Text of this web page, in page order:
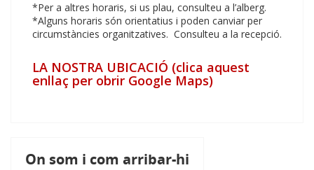
*Per a altres horaris, si us plau, consulteu a l’alberg.
*Alguns horaris són orientatius i poden canviar per
circumstàncies organitzatives. Consulteu a la recepció.
LA NOSTRA UBICACIÓ (clica aquest
enllaç per obrir Google Maps)
On som i com arribar-hi